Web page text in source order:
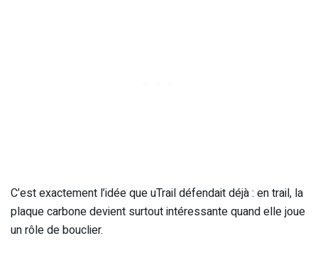
C’est exactement l’idée que uTrail défendait déjà : en trail, la
plaque carbone devient surtout intéressante quand elle joue
un rôle de bouclier.